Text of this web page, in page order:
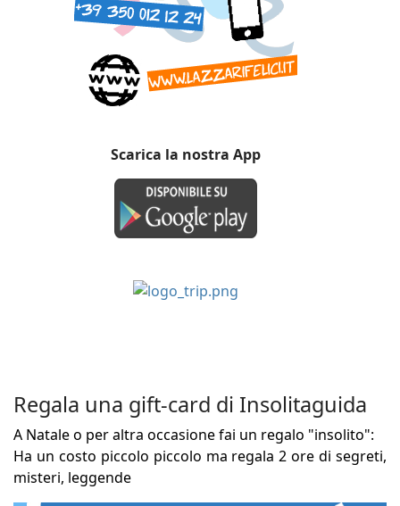
Scarica la nostra App
Regala una gift-card di Insolitaguida
A Natale o per altra occasione fai un regalo "insolito":
Ha un costo piccolo piccolo ma regala 2 ore di segreti,
misteri, leggende